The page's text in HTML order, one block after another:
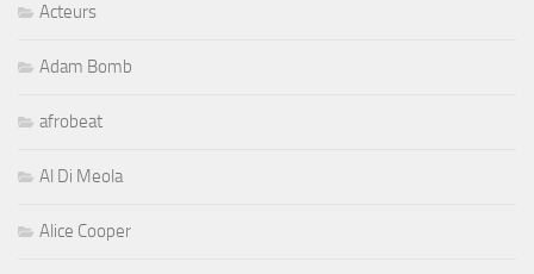
Acteurs
Adam Bomb
afrobeat
Al Di Meola
Alice Cooper